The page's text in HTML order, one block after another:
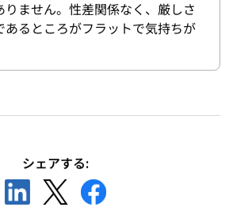
りません。性差関係なく、厳しさ
あるところがフラットで気持ちが
シェアする:
し
し
新